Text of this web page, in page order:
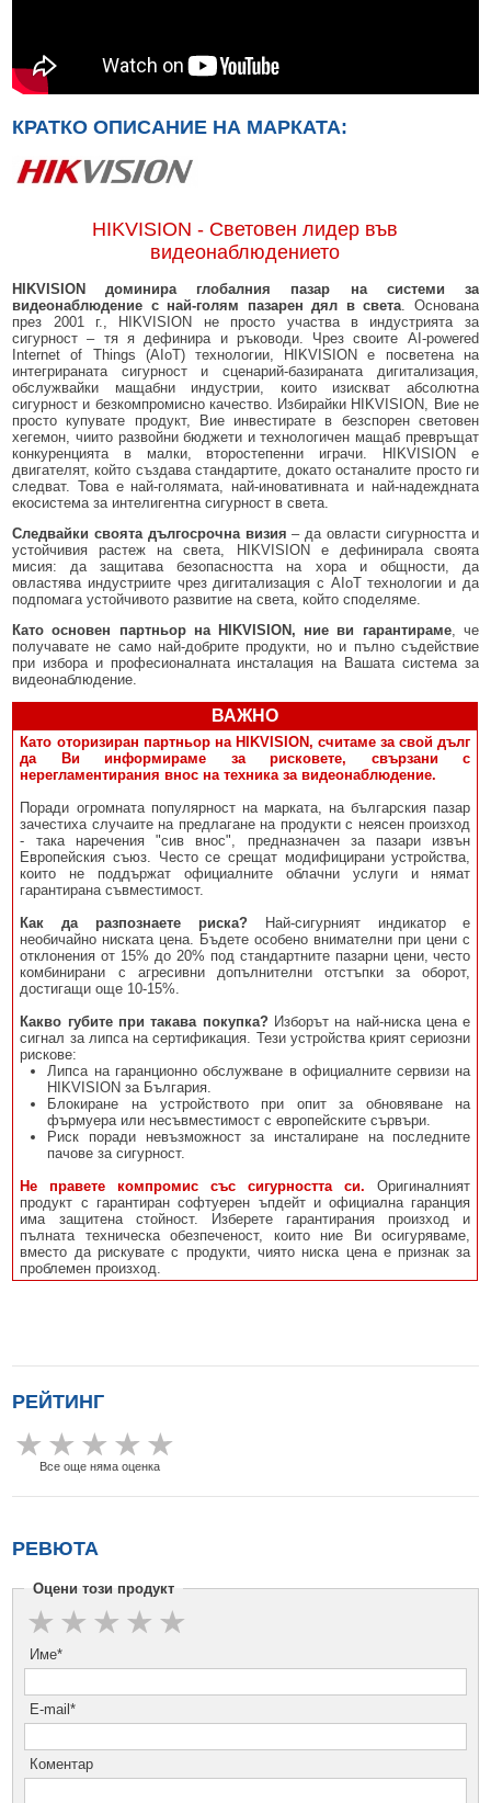
КРАТКО ОПИСАНИЕ НА МАРКАТА:
HIKVISION - Световен лидер във
видеонаблюдението
HIKVISION доминира глобалния пазар на системи за
видеонаблюдение с най-голям пазарен дял в света . Основана
през 2001 г., HIKVISION не просто участва в индустрията за
сигурност – тя я дефинира и ръководи. Чрез своите AI-powered
Internet of Things (AIoT) технологии, HIKVISION е посветена на
интегрираната сигурност и сценарий-базираната дигитализация,
обслужвайки мащабни индустрии, които изискват абсолютна
сигурност и безкомпромисно качество. Избирайки HIKVISION, Вие не
просто купувате продукт, Вие инвестирате в безспорен световен
хегемон, чиито развойни бюджети и технологичен мащаб превръщат
конкуренцията в малки, второстепенни играчи. HIKVISION е
двигателят, който създава стандартите, докато останалите просто ги
следват. Това е най-голямата, най-иновативната и най-надеждната
екосистема за интелигентна сигурност в света.
Следвайки своята дългосрочна визия – да овласти сигурността и
устойчивия растеж на света, HIKVISION е дефинирала своята
мисия: да защитава безопасността на хора и общности, да
овластява индустриите чрез дигитализация с AIoT технологии и да
подпомага устойчивото развитие на света, който споделяме.
Като основен партньор на HIKVISION, ние ви гарантираме, че
получавате не само най-добрите продукти, но и пълно съдействие
при избора и професионалната инсталация на Вашата система за
видеонаблюдение.
ВАЖНО
Като оторизиран партньор на HIKVISION, считаме за свой дълг
да Ви информираме за рисковете, свързани с
нерегламентирания внос на техника за видеонаблюдение.
Поради огромната популярност на марката, на българския пазар
зачестиха случаите на предлагане на продукти с неясен произход
- така наречения "сив внос", предназначен за пазари извън
Европейския съюз. Често се срещат модифицирани устройства,
които не поддържат официалните облачни услуги и нямат
гарантирана съвместимост.
Как да разпознаете риска?Най-сигурният индикатор е
необичайно ниската цена. Бъдете особено внимателни при цени с
отклонения от 15% до 20% под стандартните пазарни цени, често
комбинирани с агресивни допълнителни отстъпки за оборот,
достигащи още 10-15%.
Какво губите при такава покупка?Изборът на най-ниска цена е
сигнал за липса на сертификация. Тези устройства крият сериозни
рискове:
Липса на гаранционно обслужване в официалните сервизи на
HIKVISION за България.
Блокиране на устройството при опит за обновяване на
фърмуера или несъвместимост с европейските сървъри.
Риск поради невъзможност за инсталиране на последните
пачове за сигурност.
Не правете компромис със сигурността си. Оригиналният
продукт с гарантиран софтуерен ъпдейт и официална гаранция
има защитена стойност. Изберете гарантирания произход и
пълната техническа обезпеченост, които ние Ви осигуряваме,
вместо да рискувате с продукти, чиято ниска цена е признак за
проблемен произход.
РЕЙТИНГ
Все още няма оценка
РЕВЮТА
Оцени този продукт
Име*
E-mail*
Коментар